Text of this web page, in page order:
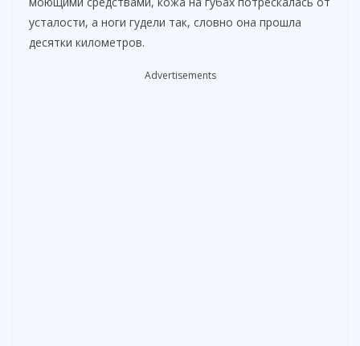
усталости, а ноги гудели так, словно она прошла
десятки километров.
Advertisements